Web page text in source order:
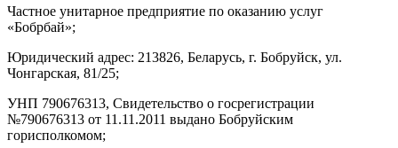
Частное унитарное предприятие по оказанию услуг
«Бобрбай»;
Юридический адрес: 213826, Беларусь, г. Бобруйск, ул.
Чонгарская, 81/25;
УНП 790676313, Свидетельство о госрегистрации
№790676313 от 11.11.2011 выдано Бобруйским
горисполкомом;